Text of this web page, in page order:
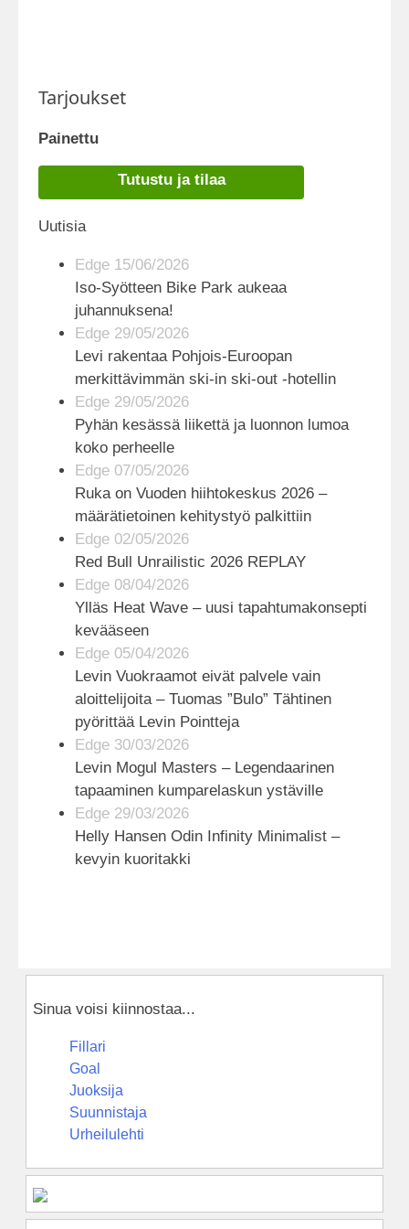
Tarjoukset
Painettu
Tutustu ja tilaa
Uutisia
Edge 15/06/2026
Iso-Syötteen Bike Park aukeaa
juhannuksena!
Edge 29/05/2026
Levi rakentaa Pohjois-Euroopan
merkittävimmän ski-in ski-out -hotellin
Edge 29/05/2026
Pyhän kesässä liikettä ja luonnon lumoa
koko perheelle
Edge 07/05/2026
Ruka on Vuoden hiihtokeskus 2026 –
määrätietoinen kehitystyö palkittiin
Edge 02/05/2026
Red Bull Unrailistic 2026 REPLAY
Edge 08/04/2026
Ylläs Heat Wave – uusi tapahtumakonsepti
kevääseen
Edge 05/04/2026
Levin Vuokraamot eivät palvele vain
aloittelijoita – Tuomas ”Bulo” Tähtinen
pyörittää Levin Pointteja
Edge 30/03/2026
Levin Mogul Masters – Legendaarinen
tapaaminen kumparelaskun ystäville
Edge 29/03/2026
Helly Hansen Odin Infinity Minimalist –
kevyin kuoritakki
Sinua voisi kiinnostaa...
Fillari
Goal
Juoksija
Suunnistaja
Urheilulehti